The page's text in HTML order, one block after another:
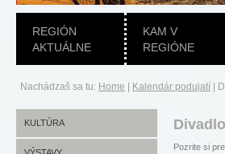
REGIÓN
AKTUÁLNE
KAM V
REGIÓNE
Nachádzaš sa tu: Home Kalendár podujatí
KULTÚRA Divadlo
Pozrite si